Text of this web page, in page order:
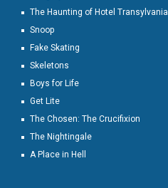
The Haunting of Hotel Transylvania
Snoop
Fake Skating
Skeletons
Boys for Life
Get Lite
The Chosen: The Crucifixion
The Nightingale
A Place in Hell